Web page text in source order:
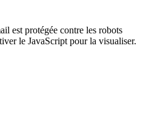
est protégée contre les robots
le JavaScript pour la visualiser.